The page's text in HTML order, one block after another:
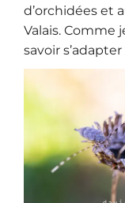
d’orchidées et
Valais. Comme
savoir